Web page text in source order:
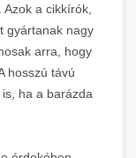
a cikkírók,
gyártanak nagy
arra, hogy
hosszú távú
ha a barázda